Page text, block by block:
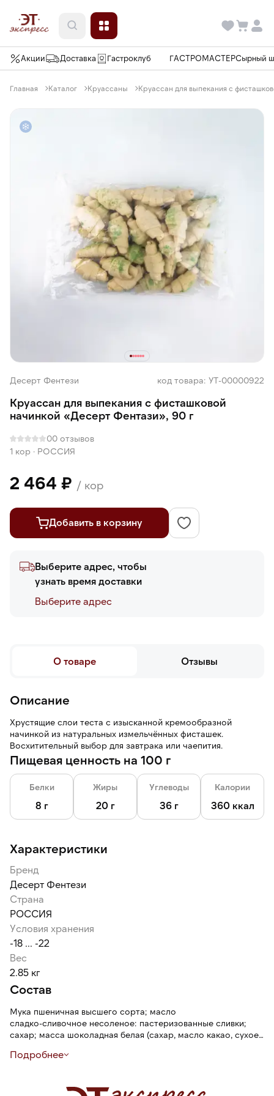
Акции Доставка Гастроклуб ГАСТРОМАСТЕРСырный
Главная Каталог Круассаны Круассан для выпекания с
Десерт Фентези код товара: УТ-00000922
Круассан для выпекания с фисташковой
начинкой «Десерт Фентази», 90 г
00 отзывов
1 кор · РОССИЯ
2 464 ₽ / кор
Добавить в корзину
Выберите адрес, чтобы
узнать время доставки
Выберите адреc
О товаре Отзывы
Описание
Хрустящие слои теста с изысканной кремообразной
начинкой из натуральных измельчённых фисташек.
Восхитительный выбор для завтрака или чаепития.
Пищевая ценность на 100 г
Белки
8 г
Жиры
20 г
Углеводы
36 г
Калории
360 ккал
Характеристики
Бренд
Десерт Фентези
Страна
РОССИЯ
Условия хранения
-18 ... -22
Вес
2.85 кг
Состав
Мука пшеничная высшего сорта; масло
сладко-сливочное несоленое: пастеризованные сливки;
сахар; масса шоколадная белая (сахар, масло какао, сухое
жир, эмульгатор: лецитин соевый, ароматизатор
взбивания»: нормализованные сливки, стабилизатор
Подробнее